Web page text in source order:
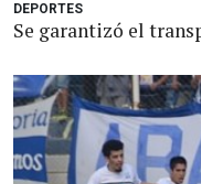
DEPORTES
Se garantizó el